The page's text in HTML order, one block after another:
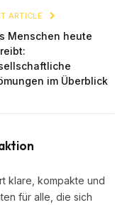
ARTICLE
Menschen heute
im Überblick
klare, kompakte und
für alle, die sich